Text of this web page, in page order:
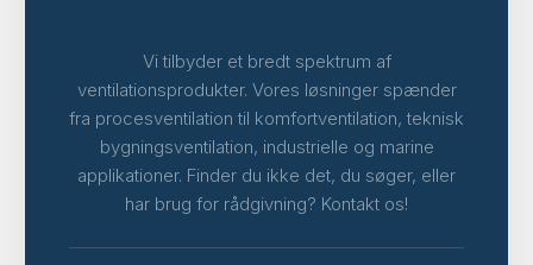
Vi tilbyder et bredt spektrum af
ventilationsprodukter. Vores løsninger spænder
fra procesventilation til komfortventilation, teknisk
bygningsventilation, industrielle og marine
applikationer. Finder du ikke det, du søger, eller
har brug for rådgivning? Kontakt os!